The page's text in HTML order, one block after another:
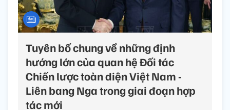
Tuyên bố chung về những định
hướng lớn của quan hệ Đối tác
Chiến lược toàn diện Việt Nam -
Liên bang Nga trong giai đoạn hợp
tác mới